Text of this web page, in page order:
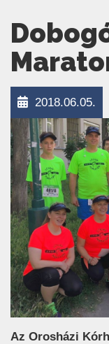
2018.06.05.
Az Orosházi